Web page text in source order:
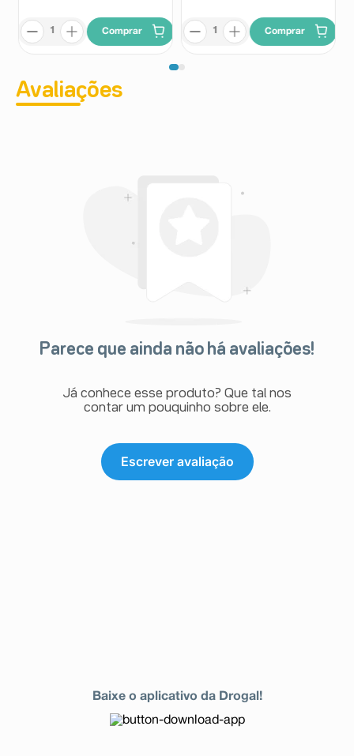
Comprar Comprar
Avaliações
Parece que ainda não há avaliações!
Já conhece esse produto? Que tal nos
contar um pouquinho sobre ele.
Escrever avaliação
Baixe o aplicativo da Drogal!